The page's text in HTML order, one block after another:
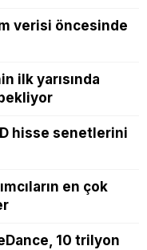
verisi öncesinde
ilk yarısında
hisse senetlerini
en çok
10 trilyon